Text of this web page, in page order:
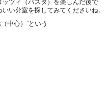
ツィ（パスタ）を楽しんだ後で
い分室を探してみてくださいね。
中心）”という